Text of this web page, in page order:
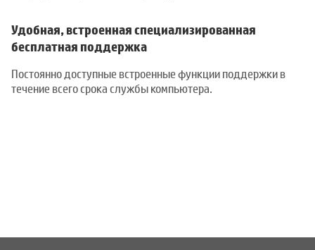
Удобная, встроенная специализированная
бесплатная поддержка
Постоянно доступные встроенные функции поддержки в
течение всего срока службы компьютера.